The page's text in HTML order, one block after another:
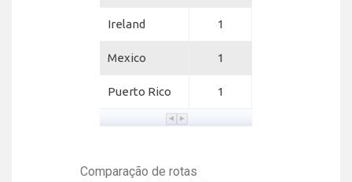
Ireland 1
Mexico 1
Puerto Rico 1
Comparação de rotas